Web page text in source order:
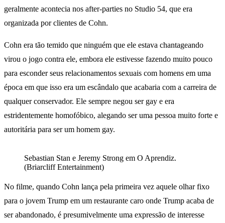
geralmente acontecia nos after-parties no Studio 54, que era
organizada por clientes de Cohn.
Cohn era tão temido que ninguém que ele estava chantageando
virou o jogo contra ele, embora ele estivesse fazendo muito pouco
para esconder seus relacionamentos sexuais com homens em uma
época em que isso era um escândalo que acabaria com a carreira de
qualquer conservador. Ele sempre negou ser gay e era
estridentemente homofóbico, alegando ser uma pessoa muito forte e
autoritária para ser um homem gay.
Sebastian Stan e Jeremy Strong em O Aprendiz.
(Briarcliff Entertainment)
No filme, quando Cohn lança pela primeira vez aquele olhar fixo
para o jovem Trump em um restaurante caro onde Trump acaba de
ser abandonado, é presumivelmente uma expressão de interesse